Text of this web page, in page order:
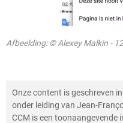
Afbeelding: © Alexey Malkin -
Onze content is geschreven
onder leiding van Jean-
CCM is een toonaangevende